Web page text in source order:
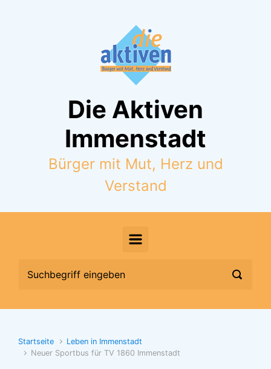
Die Aktiven
Immenstadt
Bürger mit Mut, Herz und
Verstand
Startseite
Leben in Immenstadt
Neuer Sportbus für TV 1860 Immenstadt